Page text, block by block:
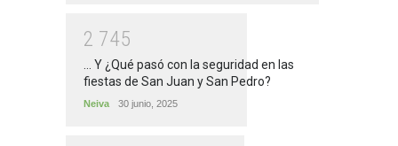
2 745
... Y ¿Qué pasó con la seguridad en las
fiestas de San Juan y San Pedro?
Neiva 30 junio, 2025